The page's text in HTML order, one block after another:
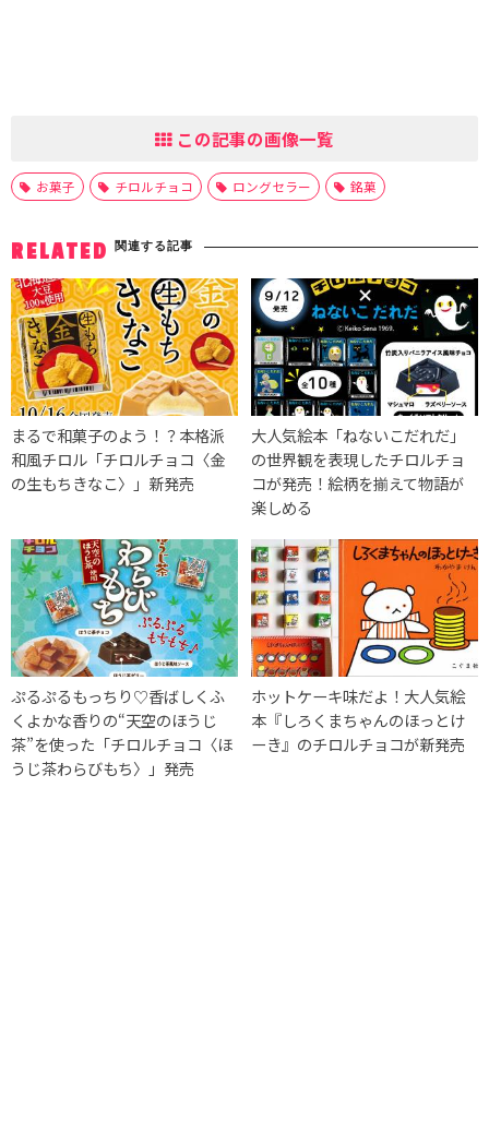
この記事の画像一覧
お菓子 チロルチョコ ロングセラー 銘菓
RELATED 関連する記事
まるで和菓子のよう！？本格派
和風チロル「チロルチョコ〈金
の生もちきなこ〉」新発売
大人気絵本「ねないこだれだ」
の世界観を表現したチロルチョ
コが発売！絵柄を揃えて物語が
楽しめる
ぷるぷるもっちり♡香ばしくふ
くよかな香りの“天空のほうじ
茶”を使った「チロルチョコ〈ほ
うじ茶わらびもち〉」発売
ホットケーキ味だよ！大人気絵
本『しろくまちゃんのほっとけ
ーき』のチロルチョコが新発売